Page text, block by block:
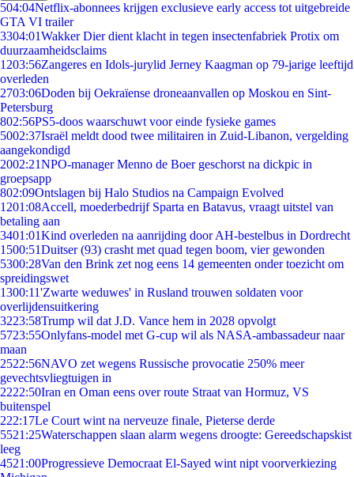
504:04Netflix-abonnees krijgen exclusieve early access tot uitgebreide
GTA VI trailer
3304:01Wakker Dier dient klacht in tegen insectenfabriek Protix om
duurzaamheidsclaims
1203:56Zangeres en Idols-jurylid Jerney Kaagman op 79-jarige leeftijd
overleden
2703:06Doden bij Oekraïense droneaanvallen op Moskou en Sint-
Petersburg
802:56PS5-doos waarschuwt voor einde fysieke games
5002:37Israël meldt dood twee militairen in Zuid-Libanon, vergelding
aangekondigd
2002:21NPO-manager Menno de Boer geschorst na dickpic in
groepsapp
802:09Ontslagen bij Halo Studios na Campaign Evolved
1201:08Accell, moederbedrijf Sparta en Batavus, vraagt uitstel van
betaling aan
3401:01Kind overleden na aanrijding door AH-bestelbus in Dordrecht
1500:51Duitser (93) crasht met quad tegen boom, vier gewonden
5300:28Van den Brink zet nog eens 14 gemeenten onder toezicht om
spreidingswet
1300:11'Zwarte weduwes' in Rusland trouwen soldaten voor
overlijdensuitkering
3223:58Trump wil dat J.D. Vance hem in 2028 opvolgt
5723:55Onlyfans-model met G-cup wil als NASA-ambassadeur naar
maan
2522:56NAVO zet wegens Russische provocatie 250% meer
gevechtsvliegtuigen in
2222:50Iran en Oman eens over route Straat van Hormuz, VS
buitenspel
222:17Le Court wint na nerveuze finale, Pieterse derde
5521:25Waterschappen slaan alarm wegens droogte: Gereedschapskist
leeg
4521:00Progressieve Democraat El-Sayed wint nipt voorverkiezing